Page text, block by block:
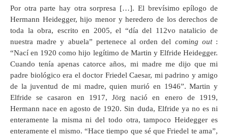
Por otra parte hay otra sorpresa […]. El brevísimo epílogo de
Hermann Heidegger, hijo menor y heredero de los derechos de
toda la obra, escrito en 2005, el “día del 112vo natalicio de
nuestra madre y abuela” pertenece al orden del coming out :
“Nací en 1920 como hijo legítimo de Martin y Elfride Heidegger.
Cuando tenía apenas catorce años, mi madre me dijo que mi
padre biológico era el doctor Friedel Caesar, mi padrino y amigo
de la juventud de mi madre, quien murió en 1946”. Martin y
Elfride se casaron en 1917, Jörg nació en enero de 1919,
Hermann nace en agosto de 1920. Sin duda, Elfride ya no es ni
enteramente la misma ni del todo otra, tampoco Heidegger es
enteramente el mismo. “Hace tiempo que sé que Friedel te ama”,